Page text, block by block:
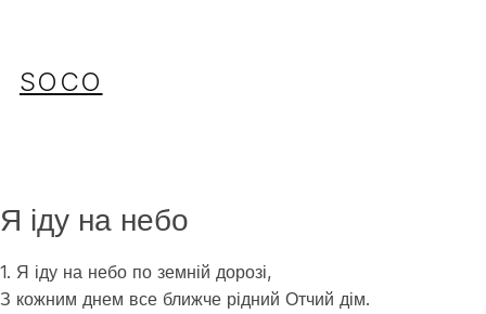
SOCO
Я іду на небо
1. Я іду на небо по земній дорозі,
З кожним днем все ближче рідний Отчий дім.